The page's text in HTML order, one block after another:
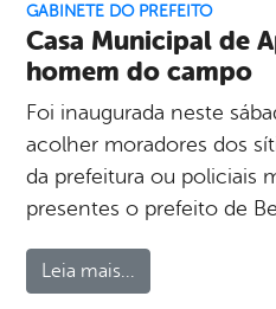
GABINETE DO PREFEITO
Casa Municipal de
homem do campo
Foi inaugurada neste
acolher moradores dos
da prefeitura ou policiais
presentes o prefeito de
Leia mais...